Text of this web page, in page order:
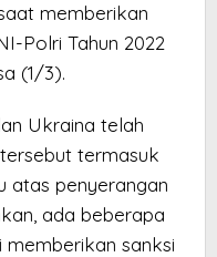
memberikan
Polri Tahun 2022
(1/3).
Ukraina telah
termasuk
atas penyerangan
ada beberapa
sanksi